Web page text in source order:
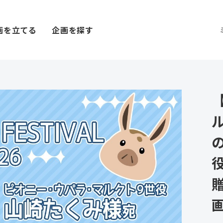
を立てる 企画を探す